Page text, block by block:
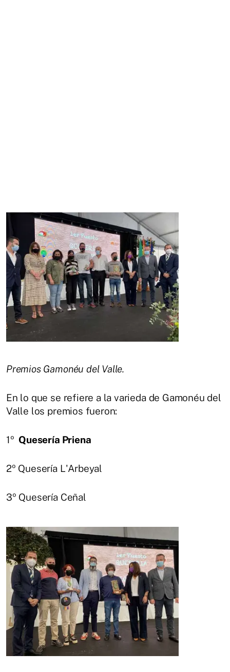
Premios Gamonéu del Valle.
En lo que se refiere a la varieda de Gamonéu del
Valle los premios fueron:
1º Quesería Priena
2º Quesería L'Arbeyal
3º Quesería Ceñal